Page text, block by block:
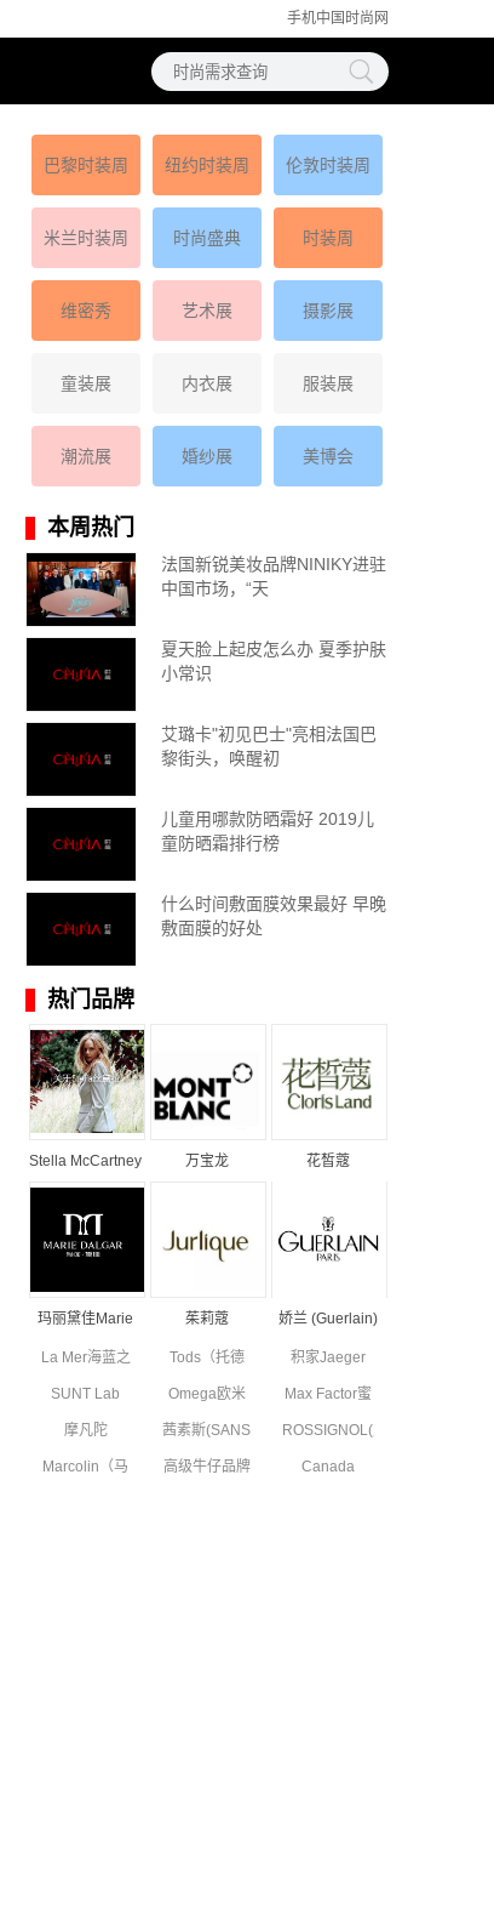
手机中国时尚网
巴黎时装周 纽约时装周 伦敦时装周
米兰时装周 时尚盛典 时装周
维密秀 艺术展 摄影展
童装展 内衣展 服装展
潮流展 婚纱展 美博会
本周热门
法国新锐美妆品牌NINIKY进驻
中国市场，“天
夏天脸上起皮怎么办 夏季护肤
小常识
艾璐卡"初见巴士"亮相法国巴
黎街头，唤醒初
儿童用哪款防晒霜好 2019儿
童防晒霜排行榜
什么时间敷面膜效果最好 早晚
敷面膜的好处
热门品牌
Stella McCartney
丝黛拉•麦卡妮品
牌资料介绍
万宝龙
花皙蔻
玛丽黛佳Marie
简介
茱莉蔻
资料简介
娇兰 (Guerlain)
La Mer海蓝之
Tods（托德
斯）品牌资料
简介
积家Jaeger
Le Coultre品
牌资料简介
SUNT Lab
(SUN'T集团旗
下童装)全新
副线品牌资料
Omega欧米
茄品牌资料简
介
Max Factor蜜
摩凡陀
MOVADO品
茜素斯(SANS
SOUCIS)品牌
资料简介
ROSSIGNOL(卢
Marcolin（马
高级牛仔品牌
Canada